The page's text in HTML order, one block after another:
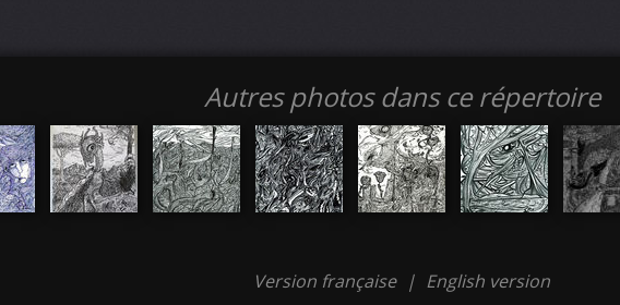
Autres photos dans ce répertoire
Version française | English version